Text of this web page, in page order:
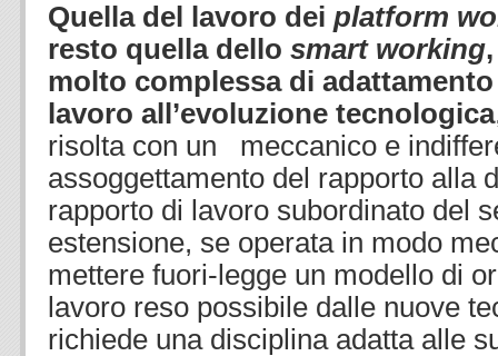
Quella del lavoro dei platform
resto quella dello smart working
molto complessa di
lavoro all’evoluzione tecnologica
risolta con un meccanico e
assoggettamento del rapporto alla
rapporto di lavoro subordinato del
estensione, se operata in modo
mettere fuori-legge un modello di
lavoro reso possibile dalle nuove
richiede una disciplina adatta alle